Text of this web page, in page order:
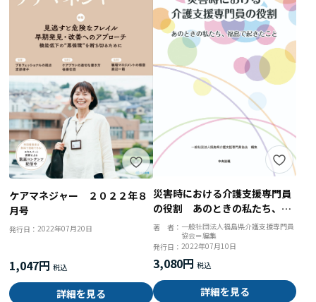
ケアマネジャー ２０２２年８
月号
発行日：2022年07月20日
1,047円
詳細を見る
災害時における介護支援専門員
の役割 あのときの私たち、福
島で起きたこと
著 者： 一般社団法人福島県介護支援専門員
協会＝編集
発行日： 2022年07月10日
3,080円
詳細を見る